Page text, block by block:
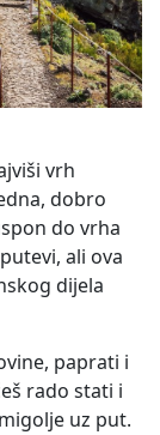
vrh
dobro
do vrha
ali ova
dijela
paprati i
rado stati i
uz put.